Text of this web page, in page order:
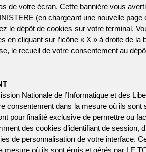
de votre écran. Cette bannière vous
(en chargeant une nouvelle page
le dépôt de cookies sur votre terminal.
cliquant sur l’icône « X » à droite de la
le recueil de votre consentement au
Nationale de l’Informatique et des
consentement dans la mesure où ils sont
pour finalité exclusive de permettre ou
des cookies d’identifiant de session,
de personnalisation de votre interface.
mesure où ils sont émis et gérés par LE